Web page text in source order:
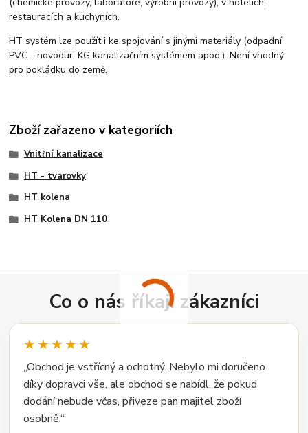
restauracích a kuchyních.
HT systém lze použít i ke spojování s jinými materiály (odpadní
PVC - novodur, KG kanalizačním systémem apod.). Není vhodný
pro pokládku do země.
Zboží zařazeno v kategoriích
Vnitřní kanalizace
HT - tvarovky
HT kolena
HT Kolena DN 110
Co o nás říkají zákazníci
★★★★★
„Obchod je vstřícný a ochotný. Nebylo mi doručeno
díky dopravci vše, ale obchod se nabídl, že pokud
dodání nebude včas, přiveze pan majitel zboží
osobně.“